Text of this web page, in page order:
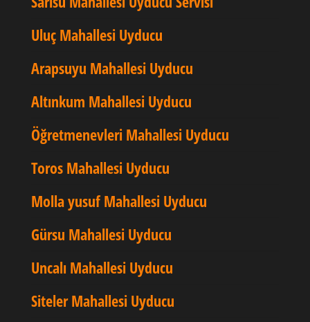
Uluç Mahallesi Uyducu
Arapsuyu Mahallesi Uyducu
Altınkum Mahallesi Uyducu
Öğretmenevleri Mahallesi Uyducu
Toros Mahallesi Uyducu
Molla yusuf Mahallesi Uyducu
Gürsu Mahallesi Uyducu
Uncalı Mahallesi Uyducu
Siteler Mahallesi Uyducu